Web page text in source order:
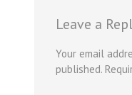
Leave a
Your email
published.